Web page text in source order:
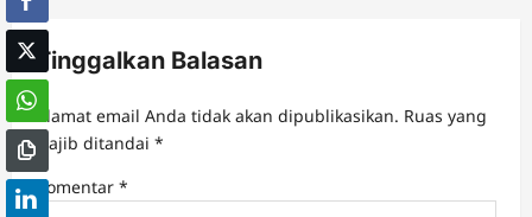
g
a
t
i
o
n
Tinggalkan Balasan
Alamat email Anda tidak akan dipublikasikan. Ruas yang
wajib ditandai *
Komentar *